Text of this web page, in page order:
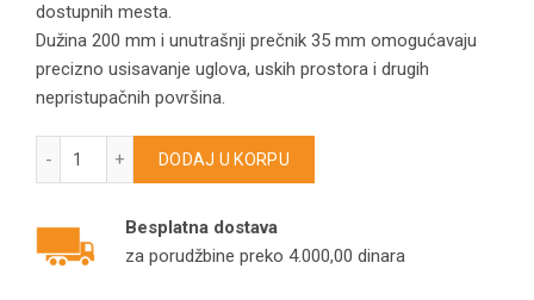
dostupnih mesta.
Dužina 200 mm i unutrašnji prečnik 35 mm omogućavaju
precizno usisavanje uglova, uskih prostora i drugih
nepristupačnih površina.
DODAJ U KORPU
Besplatna dostava
za porudžbine preko 4.000,00 dinara